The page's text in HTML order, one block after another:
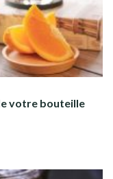
votre bouteille